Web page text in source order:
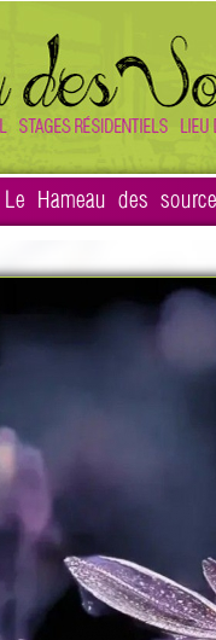
Le Hameau des